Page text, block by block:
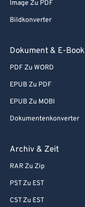
Image Zu PDF
Bildkonverter
Dokument & E-Book
PDF Zu WORD
EPUB Zu PDF
EPUB Zu MOBI
Dokumentenkonverter
Archiv & Zeit
RAR Zu Zip
PST Zu EST
CST Zu EST